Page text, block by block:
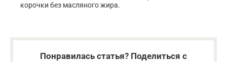
корочки без масляного жира.
Понравилась статья? Поделиться с